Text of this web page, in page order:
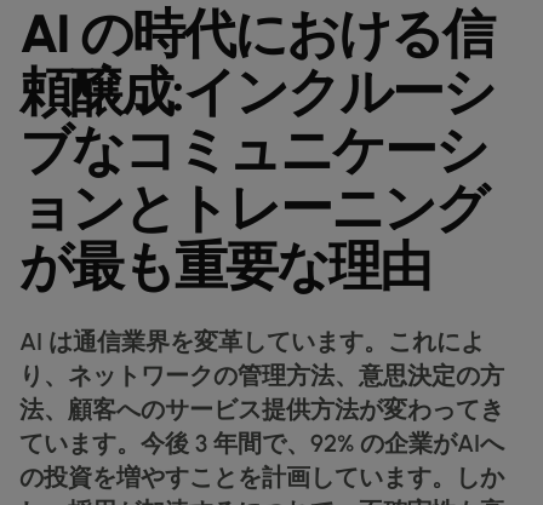
ダークファイバー
nest_true_radiant スペクトラム
COLT WAVE(専用線)
卸売SIP
globe_book IPトランジット
詳しく見る
map ネットワークマップ
データシート
handshake パートナー
balance キャピタル・マーケット
warehouse ホールセール & ハイパースケーラー
詳しく見る
NETWORK-AS-A-SERVICE
イーサネット
専用インターネットアクセス
map ネットワークマップを見る
デジタル分野の導入事例
storefront リテール(小売)
3p 通信
ン。
ソリューション
home_work 職場環境を変革する
cable インフラの最適化を実現
未来を守る
業種別
forklift 製造業
storefront リテール(小売)
shield 防衛
delivery_truck_speed 運輸・物流
ラックコロケーション
ケージコロケーション
接続サービス​
IP トランジット
イーサネット
クラウド接続サービス
AAS (オンデマンドサービス)
WANサービス​
IP VPN
CPE ソリューション
SD-WAN + SASE
fingerprint 会社概要
home 事業内容
map COLTのネットワーク
bigtop_updates 接続を確認
newsmode インサイト
auto_stories 顧客事例
ニュースルーム
network_intelligence ドキュメンテーション
docs データシート
podcasts ニュースレター
AI の時代における信
頼醸成:インクルーシ
ブなコミュニケーシ
ョンとトレーニング
が最も重要な理由
AI は通信業界を変革しています。これによ
り、ネットワークの管理方法、意思決定の方
法、顧客へのサービス提供方法が変わってき
ています。今後 3 年間で、92% の企業がAIへ
の投資を増やすことを計画しています。しか